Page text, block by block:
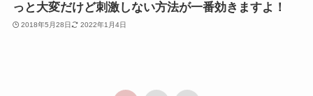
っと大変だけど刺激しない方法が一番効きますよ！
2018年5月28日 2022年1月4日